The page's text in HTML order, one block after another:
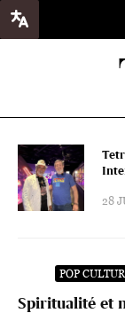
28
POP
Spiritualité et